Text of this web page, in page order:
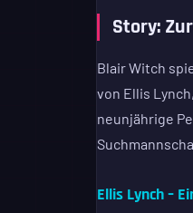
Story:
Blair Witch
von Ellis
neunjährige
Ellis Lynch –